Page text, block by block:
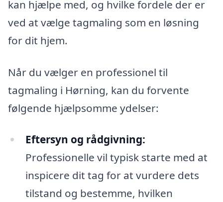
kan hjælpe med, og hvilke fordele der er
ved at vælge tagmaling som en løsning
for dit hjem.
Når du vælger en professionel til
tagmaling i Hørning, kan du forvente
følgende hjælpsomme ydelser:
Eftersyn og rådgivning:
Professionelle vil typisk starte med at
inspicere dit tag for at vurdere dets
tilstand og bestemme, hvilken